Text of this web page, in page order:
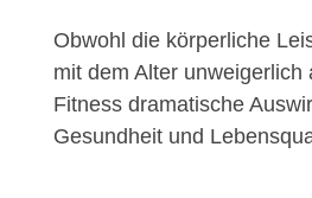
Obwohl die körperliche
mit dem Alter unweigerlich
Fitness dramatische
Gesundheit und